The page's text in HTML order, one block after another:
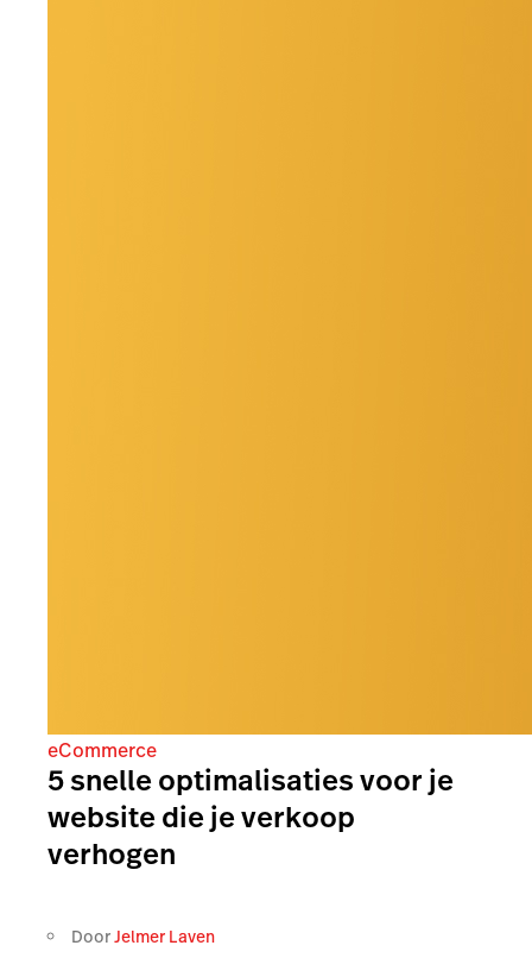
eCommerce
5 snelle optimalisaties voor je
website die je verkoop
verhogen
DoorJelmer Laven